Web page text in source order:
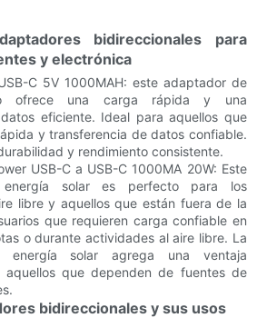
bidireccionales para
y electrónica
C 5V 1000MAH: este adaptador de
ofrece una carga rápida y una
eficiente. Ideal para aquellos que
y transferencia de datos confiable.
y rendimiento consistente.
USB-C a USB-C 1000MA 20W: Este
solar es perfecto para los
libre y aquellos que están fuera de la
que requieren carga confiable en
o durante actividades al aire libre. La
energía solar agrega una ventaja
aquellos que dependen de fuentes de
bidireccionales y sus usos